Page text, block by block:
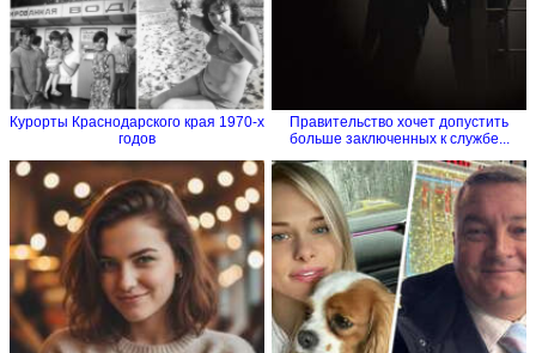
Курорты Краснодарского края 1970-х
годов
Правительство хочет допустить
больше заключенных к службе...